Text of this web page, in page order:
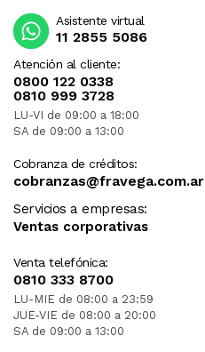
Atención al cliente:
0800 122 0338
0810 999 3728
LU-VI de 09:00 a 18:00
SA de 09:00 a 13:00
Cobranza de créditos:
cobranzas@fravega.com.ar
Servicios a empresas:
Ventas corporativas
Venta telefónica:
0810 333 8700
LU-MIE de 08:00 a 23:59
JUE-VIE de 08:00 a 20:00
SA de 09:00 a 13:00
Asistente virtual
11 2855 5086